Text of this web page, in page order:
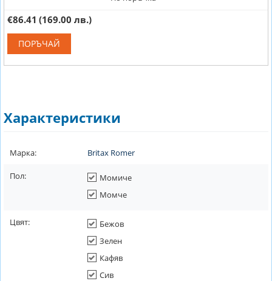
€86.41 (169.00 лв.)
ПОРЪЧАЙ
Характеристики
Марка: Britax Romer
Пол:
Момиче
Момче
Цвят:
Бежов
Зелен
Кафяв
Сив